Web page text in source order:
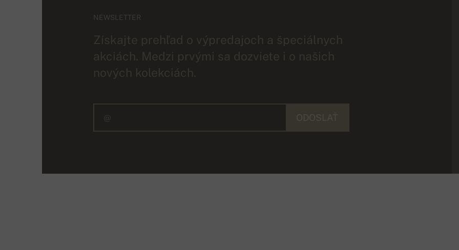
NEWSLETTER
Získajte prehľad o výpredajoch a špeciálnych
akciách. Medzi prvými sa dozviete i o našich
nových kolekciách.